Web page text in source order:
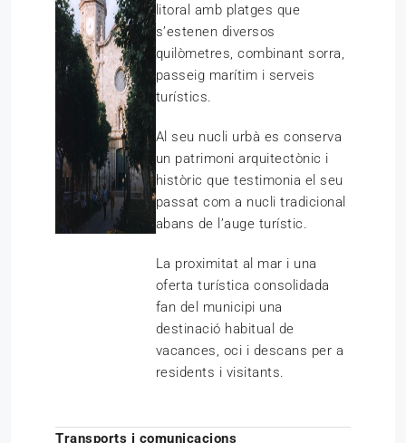
litoral amb platges que
s’estenen diversos
quilòmetres, combinant sorra,
passeig marítim i serveis
turístics.
Al seu nucli urbà es conserva
un patrimoni arquitectònic i
històric que testimonia el seu
passat com a nucli tradicional
abans de l’auge turístic.
La proximitat al mar i una
oferta turística consolidada
fan del municipi una
destinació habitual de
vacances, oci i descans per a
residents i visitants.
Transports i comunicacions